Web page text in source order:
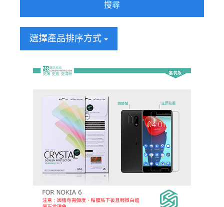
搜尋
選擇產品排序方式